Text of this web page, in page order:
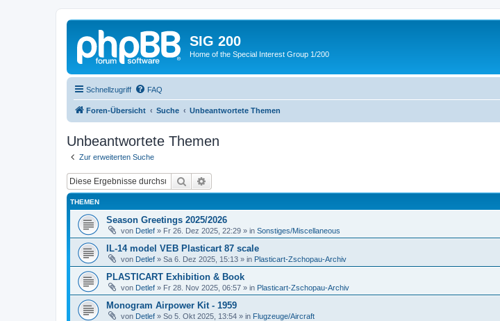
SIG 200
Home of the Special Interest Group 1/200
Schnellzugriff FAQ
Foren-Übersicht Suche Unbeantwortete Themen
Unbeantwortete Themen
Zur erweiterten Suche
Suche
THEMEN
Season Greetings 2025/2026
von Detlef » Fr 26. Dez 2025, 22:29 » in Sonstiges/Miscellaneous
IL-14 model VEB Plasticart 87 scale
von Detlef » Sa 6. Dez 2025, 15:13 » in Plasticart-Zschopau-Archiv
PLASTICART Exhibition & Book
von Detlef » Fr 28. Nov 2025, 06:57 » in Plasticart-Zschopau-Archiv
Monogram Airpower Kit - 1959
von Detlef » So 5. Okt 2025, 13:54 » in Flugzeuge/Aircraft